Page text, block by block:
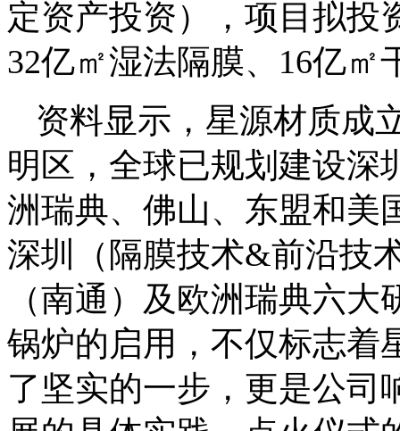
定资产投资），项目拟投
32亿㎡湿法隔膜、16亿㎡
资料显示，星源材质成
明区，全球已规划建设深
洲瑞典、佛山、东盟和美
深圳（隔膜技术&前沿技
（南通）及欧洲瑞典六
锅炉的启用，不仅标志着
了坚实的一步，更是公司